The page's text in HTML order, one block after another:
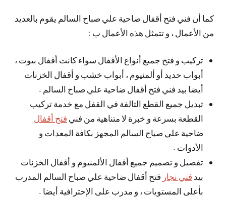
كما أن فني فتح أقفال ضاحية علي صباح السالم يقوم بالعديد
من الأعمال ، و تتمثل هذه الأعمال ب :
تركيب و فتح جميع أنواع الأقفال سواء كانت أقفال بيوت ،
أبواب حديد أو ألمنيوم ، أبواب خشب و أقفال الخزنات
أيضا بيد فني فتح أقفال ضاحية علي صباح السالم .
تبديل جميع القطع التالفة في القفل مع خدمة تركيب
القطعة بسرعة و خبرة لا متناهية من فني فتح أقفال
ضاحية علي صباح السالم المجهز بكافة المعدات و
الأدوات .
تفصيل و تصميم جميع أقفال الألمنيوم و أقفال الخزنات
بيد فني نجار فتح أقفال ضاحية علي صباح السالم المدرب
بأعلى المستويات ، و مدرب على الإحترافية أيضا .